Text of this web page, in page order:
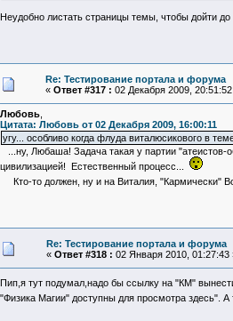
Неудобно листать страницы темы, чтобы дойти
Re: Тестирование портала и форума
« Ответ #317 : 02 Декабря 2009,
Любовь,
Цитата: Любовь от 02 Декабря 2009, 16:00:11
угу... особливо когда флуда виталюсикового в
...ну, Любаша! Задача такая у партии "атеистов-
цивилизацией! Естественный процесс...
Кто-то должен, ну и на Виталия, "Кармически"
Re: Тестирование портала и форума
« Ответ #318 : 02 Января 2010, 01:27:43
Пип,я тут подумал,надо бы ссылку на "КМ"
"Физика Магии" доступны для просмотра здесь".